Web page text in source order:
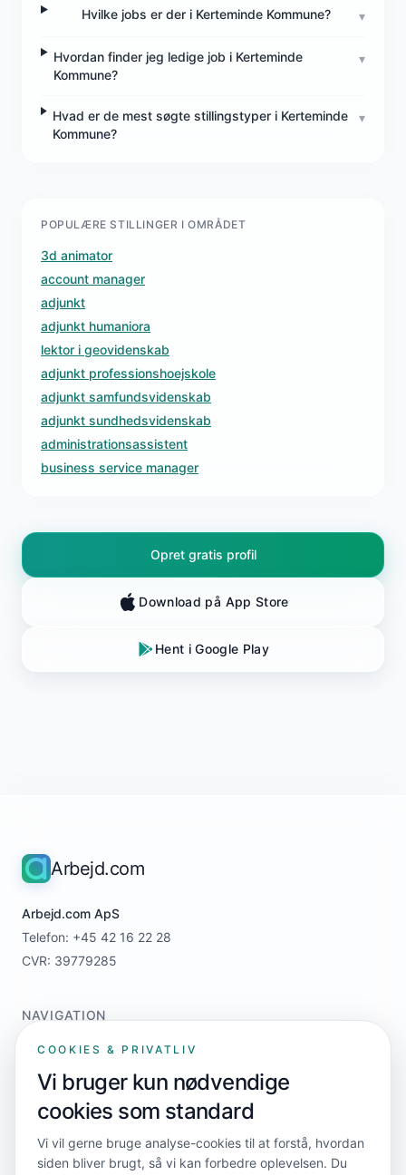
Hvilke jobs er der i Kerteminde Kommune? ▾
Hvordan finder jeg ledige job i Kerteminde
Kommune?
▾
Hvad er de mest søgte stillingstyper i Kerteminde
Kommune?
▾
POPULÆRE STILLINGER I OMRÅDET
3d animator
account manager
adjunkt
adjunkt humaniora
lektor i geovidenskab
adjunkt professionshoejskole
adjunkt samfundsvidenskab
adjunkt sundhedsvidenskab
administrationsassistent
business service manager
Opret gratis profil
Download på App Store
Hent i Google Play
Arbejd.com
Arbejd.com ApS
Telefon: +45 42 16 22 28
CVR: 39779285
NAVIGATION
Home
For jobsøgere
For virksomheder
Priser
Kontakt
COOKIES & PRIVATLIV
Vi bruger kun nødvendige
cookies som standard
Vi vil gerne bruge analyse-cookies til at forstå, hvordan
siden bliver brugt, så vi kan forbedre oplevelsen. Du